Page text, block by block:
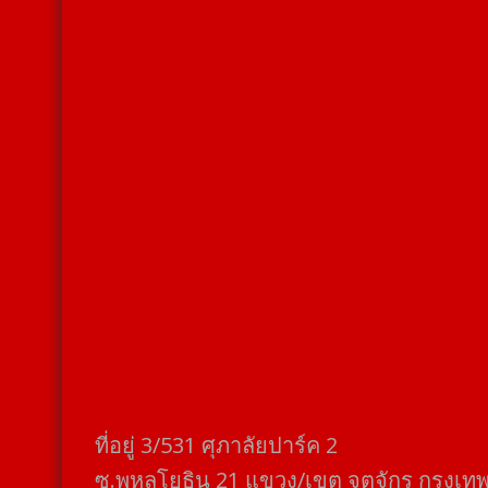
ที่อยู่​ 3/531​ ศุภาลัยปาร์ค​ 2
ซ.พหลโยธิน​ 21​ แขวง/เขต​ จตุจักร​ กรุงเท